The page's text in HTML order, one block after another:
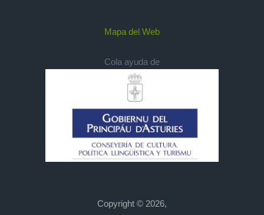
Mapa del Web
Cola ayuda de
Copyright © 2026,